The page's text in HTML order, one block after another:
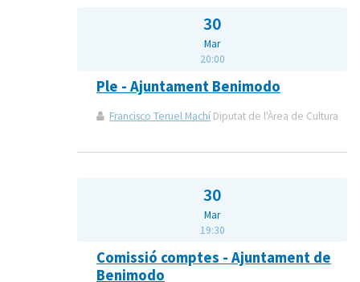
30
Mar
20:00
Ple - Ajuntament Benimodo
Francisco Teruel Machí Diputat de l'Àrea de Cultura
30
Mar
19:30
Comissió comptes - Ajuntament de
Benimodo